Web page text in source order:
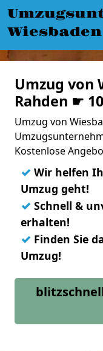
Wiesbaden
Umzug von
Rahden ☛
Umzug von
Kostenlose
✓ Wir helfen
Umzug geht!
✓ Schnell &
erhalten!
✓ Finden Sie
Umzug!